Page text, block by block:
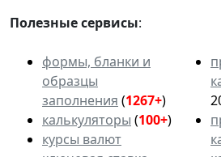
Полезные сервисы:
формы, бланки и
образцы
заполнения (1267+)
калькуляторы (100+)
курсы валют